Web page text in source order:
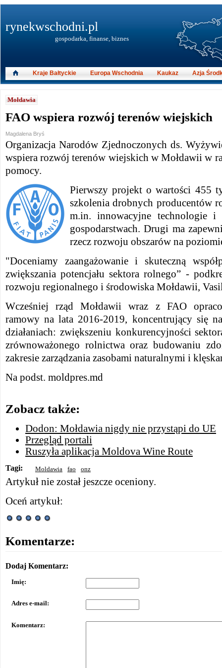
Mołdawia
FAO wspiera rozwój terenów wiejskich
Magdalena Bryś
Organizacja Narodów Zjednoczonych ds.
wspiera rozwój terenów wiejskich w Mołdawii w
pomocy.
Pierwszy projekt o wartości 455
szkolenia drobnych producentów
m.in. innowacyjne technologie i
gospodarstwach. Drugi ma
rzecz rozwoju obszarów na
"Doceniamy zaangażowanie i skuteczną
zwiększania potencjału sektora rolnego” -
rozwoju regionalnego i środowiska Mołdawii,
Wcześniej rząd Mołdawii wraz z FAO
ramowy na lata 2016-2019, koncentrujący się
działaniach: zwiększeniu konkurencyjności
zrównoważonego rolnictwa oraz budowaniu
zakresie zarządzania zasobami naturalnymi i
Na podst. moldpres.md
Zobacz także:
Dodon: Mołdawia nigdy nie przystąpi do UE
Przegląd portali
Ruszyła aplikacja Moldova Wine Route
Tagi: Moldawia fao onz
Artykuł nie został jeszcze oceniony.
Oceń artykuł:
Komentarze:
Dodaj Komentarz:
Imię:
Adres e-mail:
Komentarz:
rynekwschodni.pl
gospodarka, finanse, biznes
Kraje Bałtyckie Europa Wschodnia Kaukaz Azja